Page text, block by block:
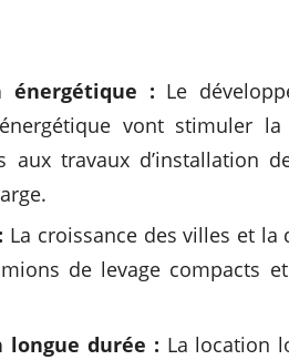
énergétique : Le
vont stimuler
aux travaux d’installation
La croissance des villes et
de levage compacts
longue durée : La location